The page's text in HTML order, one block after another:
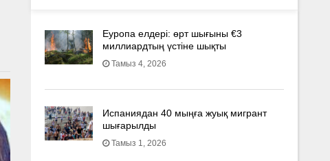
Еуропа елдері: өрт шығыны €3
миллиардтың үстіне шықты
Тамыз 4, 2026
Испаниядан 40 мыңға жуық мигрант
шығарылды
Тамыз 1, 2026